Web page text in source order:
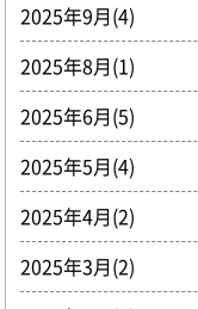
2025年9月(4)
2025年8月(1)
2025年6月(5)
2025年5月(4)
2025年4月(2)
2025年3月(2)